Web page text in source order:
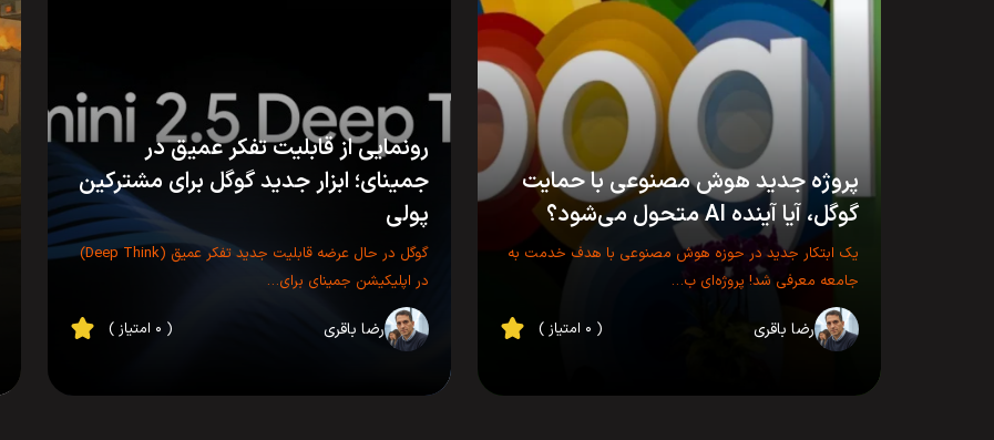
پروژه جدید هوش مصنوعی با حمایت
گوگل، آیا آینده AI متحول می‌شود؟
یک ابتکار جدید در حوزه هوش مصنوعی با هدف خدمت به
جامعه معرفی شد! پروژه‌ای ب…
رضا باقری ( ۰ امتیاز )
رونمایی از قابلیت تفکر عمیق در
جمینای؛ ابزار جدید گوگل برای مشترکین
پولی
گوگل در حال عرضه قابلیت جدید تفکر عمیق (Deep Think)
در اپلیکیشن جمینای برای…
رضا باقری ( ۰ امتیاز )